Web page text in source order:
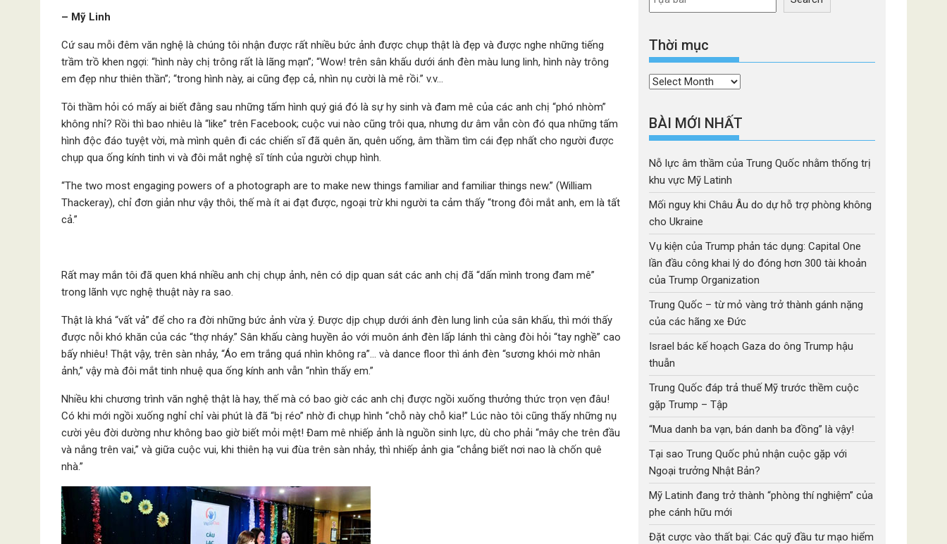
– Mỹ Linh
Cứ sau mỗi đêm văn nghệ là chúng tôi nhận được rất nhiều bức ảnh được chụp thật là đẹp và được nghe những tiếng
trầm trồ khen ngợi: “hình này chị trông rất là lãng mạn”; “Wow! trên sân khấu dưới ánh đèn màu lung linh, hình này trông
em đẹp như thiên thần”; “trong hình này, ai cũng đẹp cả, nhìn nụ cười là mê rồi.” v.v…
Tôi thầm hỏi có mấy ai biết đằng sau những tấm hình quý giá đó là sự hy sinh và đam mê của các anh chị “phó nhòm”
không nhỉ? Rồi thì bao nhiêu là “like” trên Facebook; cuộc vui nào cũng trôi qua, nhưng dư âm vẫn còn đó qua những tấm
hình độc đáo tuyệt vời, mà mình quên đi các chiến sĩ đã quên ăn, quên uống, âm thầm tìm cái đẹp nhất cho người được
chụp qua ống kính tinh vi và đôi mắt nghệ sĩ tính của người chụp hình.
“The two most engaging powers of a photograph are to make new things familiar and familiar things new.” (William
Thackeray), chỉ đơn giản như vậy thôi, thế mà ít ai đạt được, ngoại trừ khi người ta cảm thấy “trong đôi mắt anh, em là tất
cả.”
Rất may mắn tôi đã quen khá nhiều anh chị chụp ảnh, nên có dịp quan sát các anh chị đã “dấn mình trong đam mê”
trong lãnh vực nghệ thuật này ra sao.
Thật là khá “vất vả” để cho ra đời những bức ảnh vừa ý. Được dịp chụp dưới ánh đèn lung linh của sân khấu, thì mới thấy
được nỗi khó khăn của các “thợ nháy.” Sân khấu càng huyền ảo với muôn ánh đèn lấp lánh thì càng đòi hỏi “tay nghề” cao
bấy nhiêu! Thật vậy, trên sàn nhảy, “Áo em trắng quá nhìn không ra”… và dance floor thì ánh đèn “sương khói mờ nhân
ảnh,” vậy mà đôi mắt tinh nhuệ qua ống kính anh vẫn “nhìn thấy em.”
Nhiều khi chương trình văn nghệ thật là hay, thế mà có bao giờ các anh chị được ngồi xuống thưởng thức trọn vẹn đâu!
Có khi mới ngồi xuống nghỉ chỉ vài phút là đã “bị réo” nhờ đi chụp hình “chỗ này chỗ kia!” Lúc nào tôi cũng thấy những nụ
cười yêu đời dường như không bao giờ biết mỏi mệt! Đam mê nhiếp ảnh là nguồn sinh lực, dù cho phải “mây che trên đầu
và nắng trên vai,” và giữa cuộc vui, khi thiên hạ vui đùa trên sàn nhảy, thì nhiếp ảnh gia “chẳng biết nơi nao là chốn quê
nhà.”
Thời mục
Thời
BÀI MỚI NHẤT
Nỗ lực âm thầm của Trung Quốc nhằm thống trị
khu vực Mỹ Latinh
Mối nguy khi Châu Âu do dự hỗ trợ phòng không
cho Ukraine
Vụ kiện của Trump phản tác dụng: Capital One
lần đầu công khai lý do đóng hơn 300 tài khoản
của Trump Organization
Trung Quốc – từ mỏ vàng trở thành gánh nặng
của các hãng xe Đức
Israel bác kế hoạch Gaza do ông Trump hậu
thuẫn
Trung Quốc đáp trả thuế Mỹ trước thềm cuộc
gặp Trump – Tập
“Mua danh ba vạn, bán danh ba đồng” là vậy!
Tại sao Trung Quốc phủ nhận cuộc gặp với
Ngoại trưởng Nhật Bản?
Mỹ Latinh đang trở thành “phòng thí nghiệm” của
phe cánh hữu mới
Đặt cược vào thất bại: Các quỹ đầu tư mạo hiểm